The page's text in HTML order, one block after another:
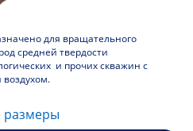
для вращательного
средней твердости
и прочих скважин с
размеры